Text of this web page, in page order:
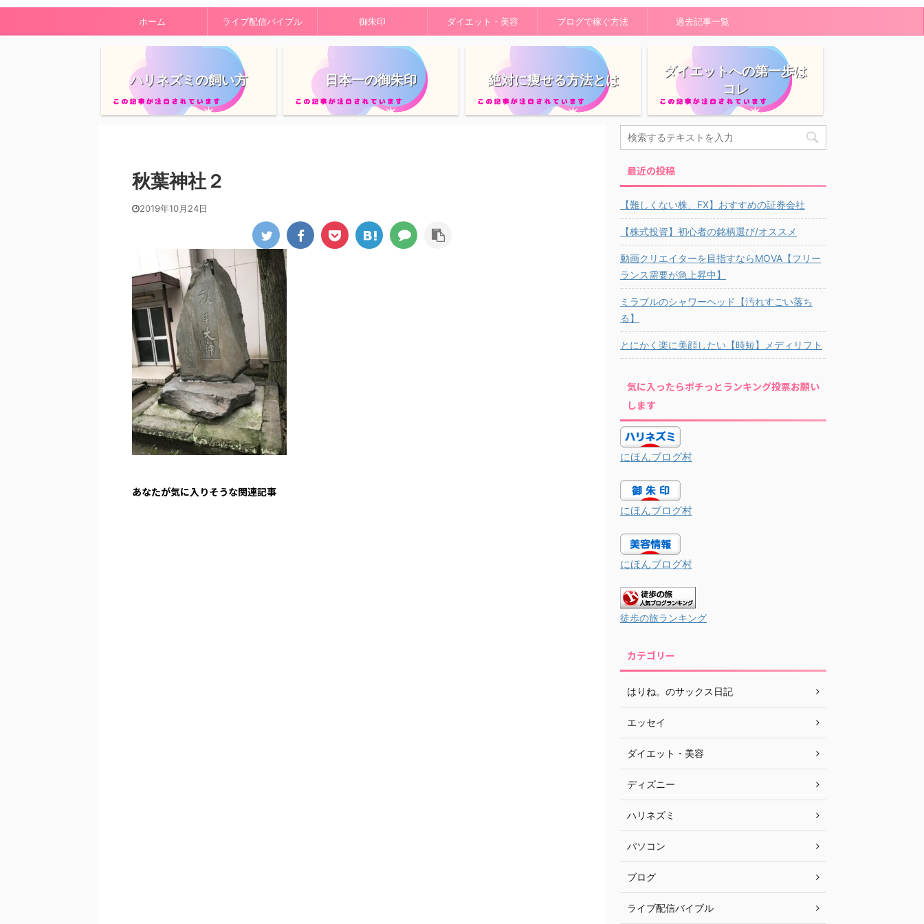
ホーム ライブ配信バイブル 御朱印 ダイエット・美容 ブログで稼ぐ方法 過去記事一覧
ハリネズミの飼い方 日本一の御朱印 絶対に痩せる方法とは
ダイエットへの第一歩は
コレ
秋葉神社２
2019年10月24日
あなたが気に入りそうな関連記事
最近の投稿
【難しくない株、FX】おすすめの証券会社
【株式投資】初心者の銘柄選び/オススメ
動画クリエイターを目指すならMOVA【フリー
ランス需要が急上昇中】
ミラブルのシャワーヘッド【汚れすごい落ち
る】
とにかく楽に美顔したい【時短】メディリフト
気に入ったらポチっとランキング投票お願い
します
にほんブログ村
にほんブログ村
にほんブログ村
徒歩の旅ランキング
カテゴリー
はりね。のサックス日記
エッセイ
ダイエット・美容
ディズニー
ハリネズミ
パソコン
ブログ
ライブ配信バイブル